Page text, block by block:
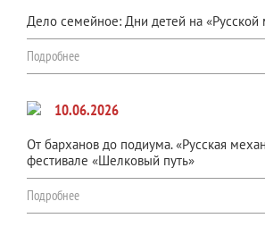
Дело семейное: Дни детей на «Русской
Подробнее
10.06.2026
От барханов до подиума. «Русская
фестивале «Шелковый путь»
Подробнее